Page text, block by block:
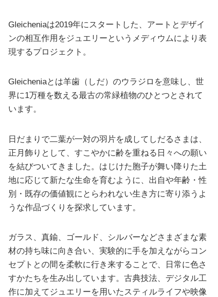
Gleicheniaは2019年にスタートした、アートとデザイ
ンの相互作用をジュエリーというメディウムにより表
現するプロジェクト。
Gleicheniaとは羊歯（しだ）のウラジロを意味し、世
界に1万種を数える最古の常緑植物のひとつとされて
います。
日だまりで二葉が一対の羽片を成してしだるさまは、
正月飾りとして、すこやかに齢を重ねる日々への願い
を結びついてきました。はじけた胞子が舞い降りた土
地に応じて新たな生命を育むように、出自や年齢・性
別・既存の価値観にとらわれない生き方に寄り添うよ
うな作品づくりを探求しています。
ガラス、真鍮、ゴールド、シルバーなどさまざまな素
材の持ち味に向き合い、実験的に手を加えながらコン
セプトとの間を柔軟に行き来することで、日常に色さ
すかたちを生み出しています。古典技法、デジタル工
作に加えてジュエリーを用いたスティルライフや映像